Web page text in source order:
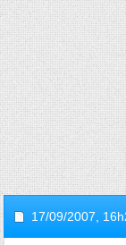
17/09/2007,